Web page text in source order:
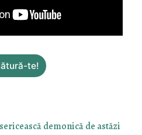
te!
demonică de astăzi